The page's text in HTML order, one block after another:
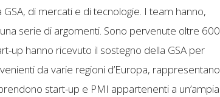
di mercati e di tecnologie. I team hanno,
serie di argomenti. Sono pervenute oltre 600
up hanno ricevuto il sostegno della GSA per
da varie regioni d’Europa, rappresentano
start-up e PMI appartenenti a un’ampia